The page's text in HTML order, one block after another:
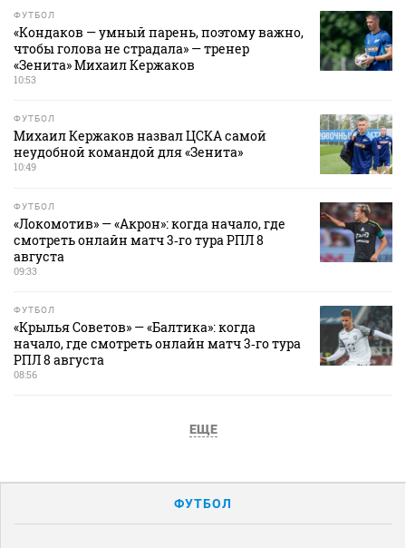
ФУТБОЛ
«Кондаков — умный парень, поэтому важно,
чтобы голова не страдала» — тренер
«Зенита» Михаил Кержаков
10:53
ФУТБОЛ
Михаил Кержаков назвал ЦСКА самой
неудобной командой для «Зенита»
10:49
ФУТБОЛ
«Локомотив» — «Акрон»: когда начало, где
смотреть онлайн матч 3‑го тура РПЛ 8
августа
09:33
ФУТБОЛ
«Крылья Советов» — «Балтика»: когда
начало, где смотреть онлайн матч 3‑го тура
РПЛ 8 августа
08:56
ЕЩЕ
ФУТБОЛ